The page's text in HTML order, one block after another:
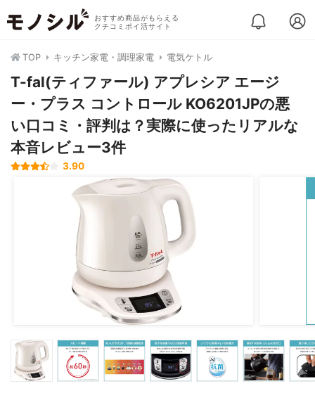
おすすめ商品がもらえる
クチコミポイ活サイト
TOP キッチン家電・調理家電 電気ケトル
T-fal(ティファール) アプレシア エージ
ー・プラス コントロール KO6201JPの悪
い口コミ・評判は？実際に使ったリアルな
本音レビュー3件
3.90